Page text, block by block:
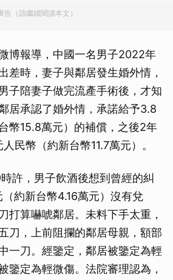
告（請繼續閱讀本文）
博報導，中國一名男子2022年
差時，妻子與鄰居發生婚外情，
子陪妻子做完流產手術後，才知
居承認了婚外情，承諾給予3.8
幣15.8萬元）的補償，之後2年
民幣（約新台幣11.7萬元）。
許，男子飲酒後想到曾經的糾
約新台幣4.16萬元）沒有兌
打算嚇唬鄰居。未料下手太重，
刀，上前阻攔的鄰居母親，額部
一刀。經鑒定，鄰居被鑒定為輕
鑒定為輕微傷。法院審理認為，